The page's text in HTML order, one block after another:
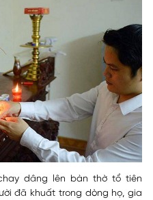
dâng lên bàn thờ tổ tiên
đã khuất trong dòng họ, gia